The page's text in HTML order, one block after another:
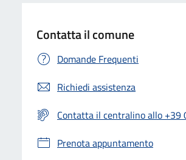
Contatta il comune
Domande Frequenti
Richiedi assistenza
Contatta il centralino allo +39
Prenota appuntamento